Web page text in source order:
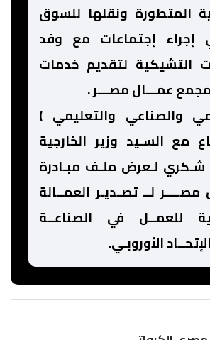
المتطورة ونقلها للسوق
إجراء إجتماعات مع وفد
التشيكية لتقديم خدمات
عمـــال مصـــر .
والصناعي والتعليمي )
مع السـيد وزير الخارجية
شـكري لـعرض ملـف مبـادرة
مصــــر لــ تصـديـر العمــالة
للعمــل في الصناعــة
الأوروبـي.